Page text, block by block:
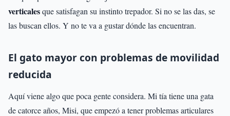
verticalesque satisfagan su instinto trepador. Si no se las das, se
las buscan ellos. Y no te va a gustar dónde las encuentran.
El gato mayor con problemas de movilidad
reducida
Aquí viene algo que poca gente considera. Mi tía tiene una gata
de catorce años, Misi, que empezó a tener problemas articulares